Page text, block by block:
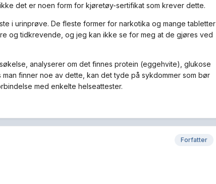
det er noen form for kjøretøy-sertifikat som krever dette.
i urinprøve. De fleste former for narkotika og mange tabletter
og tidkrevende, og jeg kan ikke se for meg at de gjøres ved
analyserer om det finnes protein (eggehvite), glukose
finner noe av dette, kan det tyde på sykdommer som bør
med enkelte helseattester.
Forfatter